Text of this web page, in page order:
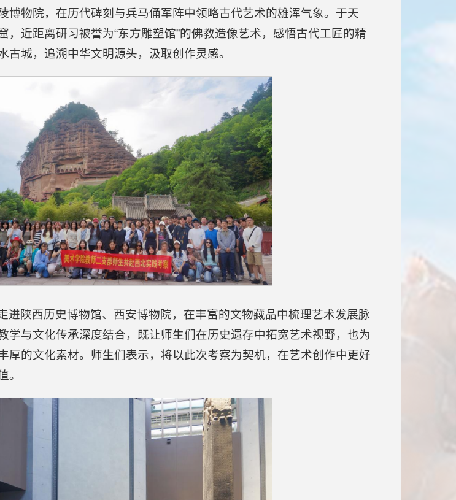
博物院，在历代碑刻与兵马俑军阵中领略古代艺术的雄浑气象。于天
，近距离研习被誉为“东方雕塑馆”的佛教造像艺术，感悟古代工匠的精
古城，追溯中华文明源头，汲取创作灵感。
进陕西历史博物馆、西安博物院，在丰富的文物藏品中梳理艺术发展脉
学与文化传承深度结合，既让师生们在历史遗存中拓宽艺术视野，也为
厚的文化素材。师生们表示，将以此次考察为契机，在艺术创作中更好
。